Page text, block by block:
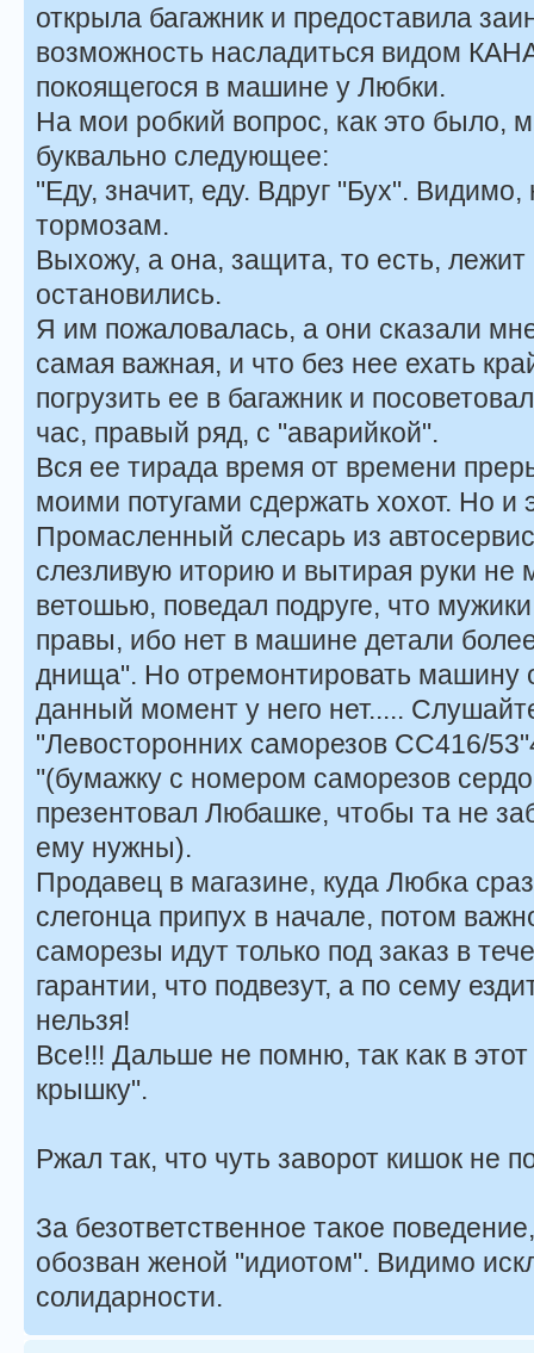
открыла багажник и предоставила
возможность насладиться видом
покоящегося в машине у Любки.
На мои робкий вопрос, как это было,
буквально следующее:
"Еду, значит, еду. Вдруг "Бух".
тормозам.
Выхожу, а она, защита, то есть,
остановились.
Я им пожаловалась, а они сказали
самая важная, и что без нее ехать
погрузить ее в багажник и
час, правый ряд, с "аварийкой".
Вся ее тирада время от времени
моими потугами сдержать хохот. Но и
Промасленный слесарь из
слезливую иторию и вытирая руки не
ветошью, поведал подруге, что
правы, ибо нет в машине детали
днища". Но отремонтировать машину
данный момент у него нет.....
"Левосторонних саморезов СС416/
''(бумажку с номером саморезов
презентовал Любашке, чтобы та не
ему нужны).
Продавец в магазине, куда Любка
слегонца припух в начале, потом
саморезы идут только под заказ в
гарантии, что подвезут, а по сему
нельзя!
Все!!! Дальше не помню, так как в
крышку".
Ржал так, что чуть заворот кишок не
За безответственное такое
обозван женой "идиотом". Видимо
солидарности.